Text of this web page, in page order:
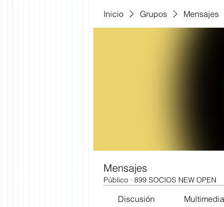
Inicio Grupos Mensajes
Mensajes
Público · 899 SOCIOS NEW OPEN
Discusión Multimedia